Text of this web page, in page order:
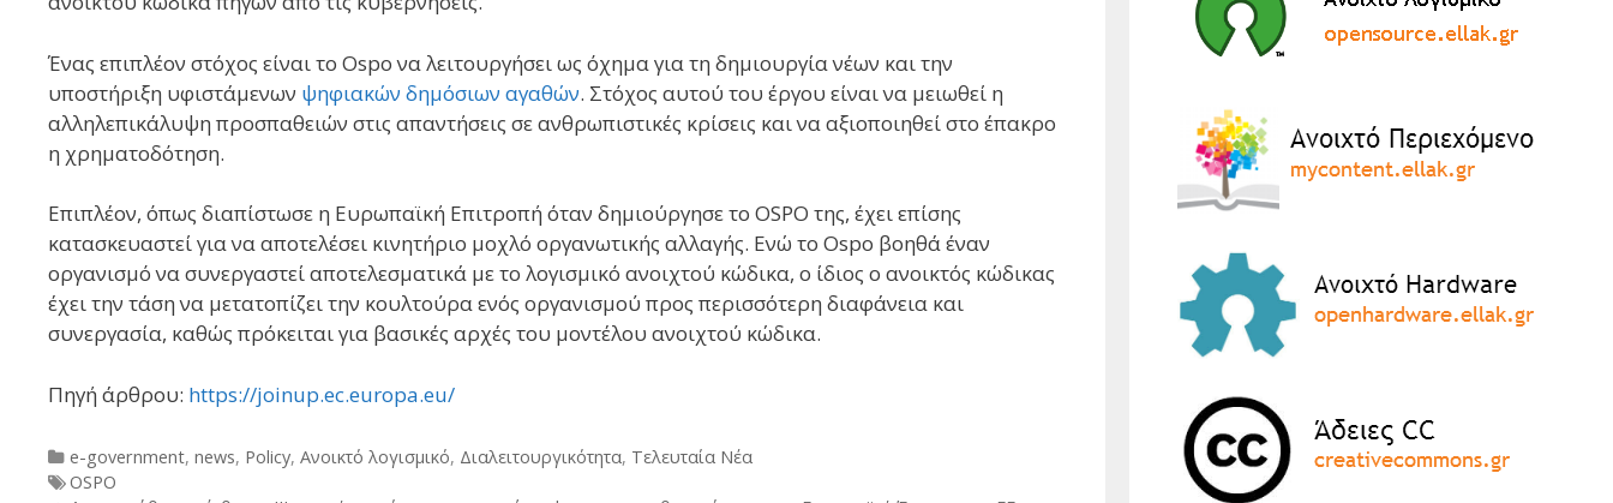
Ένας επιπλέον στόχος είναι το Ospo να λειτουργήσει ως όχημα για τη δημιουργία νέων και την
υποστήριξη υφιστάμενων ψηφιακών δημόσιων αγαθών. Στόχος αυτού του έργου είναι να μειωθεί η
αλληλεπικάλυψη προσπαθειών στις απαντήσεις σε ανθρωπιστικές κρίσεις και να αξιοποιηθεί στο έπακρο
η χρηματοδότηση.
Επιπλέον, όπως διαπίστωσε η Ευρωπαϊκή Επιτροπή όταν δημιούργησε το OSPO της, έχει επίσης
κατασκευαστεί για να αποτελέσει κινητήριο μοχλό οργανωτικής αλλαγής. Ενώ το Ospo βοηθά έναν
οργανισμό να συνεργαστεί αποτελεσματικά με το λογισμικό ανοιχτού κώδικα, ο ίδιος ο ανοικτός κώδικας
έχει την τάση να μετατοπίζει την κουλτούρα ενός οργανισμού προς περισσότερη διαφάνεια και
συνεργασία, καθώς πρόκειται για βασικές αρχές του μοντέλου ανοιχτού κώδικα.
Πηγή άρθρου: https://joinup.ec.europa.eu/
Categories
e-government, news, Policy, Ανοικτό λογισμικό, Διαλειτουργικότητα, Τελευταία Νέα
Tags
OSPO